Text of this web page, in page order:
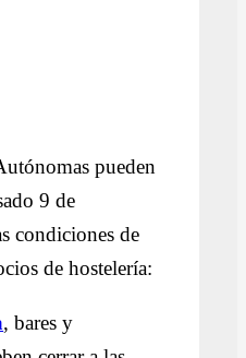
pueden
9 de
condiciones de
de hostelería:
, bares y